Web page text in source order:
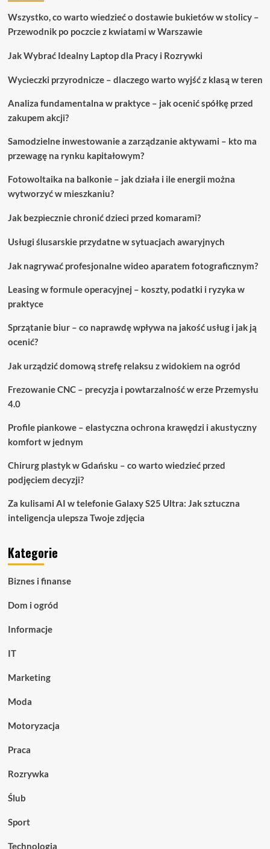
pieniądze
w
nieoczekiwanych
Wszystko, co warto wiedzieć o dostawie bukietów w stolicy –
Przewodnik po poczcie z kwiatami w Warszawie
Jak Wybrać Idealny Laptop dla Pracy i Rozrywki
Wycieczki przyrodnicze – dlaczego warto wyjść z klasą w teren
Analiza fundamentalna w praktyce – jak ocenić spółkę przed
zakupem akcji?
Samodzielne inwestowanie a zarządzanie aktywami – kto ma
przewagę na rynku kapitałowym?
Fotowoltaika na balkonie – jak działa i ile energii można
wytworzyć w mieszkaniu?
Jak bezpiecznie chronić dzieci przed komarami?
Usługi ślusarskie przydatne w sytuacjach awaryjnych
Jak nagrywać profesjonalne wideo aparatem fotograficznym?
Leasing w formule operacyjnej – koszty, podatki i ryzyka w
praktyce
Sprzątanie biur – co naprawdę wpływa na jakość usług i jak ją
ocenić?
Jak urządzić domową strefę relaksu z widokiem na ogród
Frezowanie CNC – precyzja i powtarzalność w erze Przemysłu
4.0
Profile piankowe – elastyczna ochrona krawędzi i akustyczny
komfort w jednym
Chirurg plastyk w Gdańsku – co warto wiedzieć przed
podjęciem decyzji?
Za kulisami AI w telefonie Galaxy S25 Ultra: Jak sztuczna
inteligencja ulepsza Twoje zdjęcia
Kategorie
Biznes i finanse
Dom i ogród
Informacje
IT
Marketing
Moda
Motoryzacja
Praca
Rozrywka
Ślub
Sport
Technologia